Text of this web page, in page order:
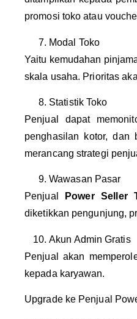
promosi toko atau
Modal Toko
Yaitu kemudahan
skala usaha. Prioritas
Statistik Toko
Penjual dapat
penghasilan kotor, dan
merancang strategi
Wawasan Pasar
Penjual
Power Seller
diketikkan pengunjung,
Akun Admin Gratis
Penjual akan
kepada karyawan.
Upgrade ke Penjual